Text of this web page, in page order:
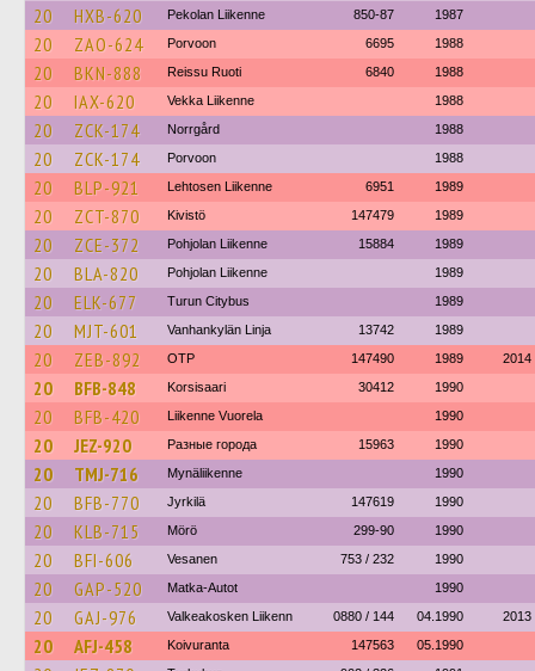
20 HXB-620 Pekolan Liikenne 850-87 1987
20 ZAO-624 Porvoon 6695 1988
20 BKN-888 Reissu Ruoti 6840 1988
20 IAX-620 Vekka Liikenne 1988
20 ZCK-174 Norrgård 1988
20 ZCK-174 Porvoon 1988
20 BLP-921 Lehtosen Liikenne 6951 1989
20 ZCT-870 Kivistö 147479 1989
20 ZCE-372 Pohjolan Liikenne 15884 1989
20 BLA-820 Pohjolan Liikenne 1989
20 ELK-677 Turun Citybus 1989
20 MJT-601 Vanhankylän Linja 13742 1989
20 ZEB-892 OTP 147490 1989 2014
20 BFB-848 Korsisaari 30412 1990
20 BFB-420 Liikenne Vuorela 1990
20 JEZ-920 Разные города 15963 1990
20 TMJ-716 Mynäliikenne 1990
20 BFB-770 Jyrkilä 147619 1990
20 KLB-715 Mörö 299-90 1990
20 BFI-606 Vesanen 753 / 232 1990
20 GAP-520 Matka-Autot 1990
20 GAJ-976 Valkeakosken Liikenn 0880 / 144 04.1990 2013
20 AFJ-458 Koivuranta 147563 05.1990